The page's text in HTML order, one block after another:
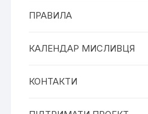
ПРАВИЛА
КАЛЕНДАР МИСЛИВЦЯ
КОНТАКТИ